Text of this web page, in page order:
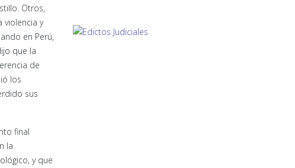
Otros,
violencia y
en Perú,
que la
de
los
sus
final
la
y que